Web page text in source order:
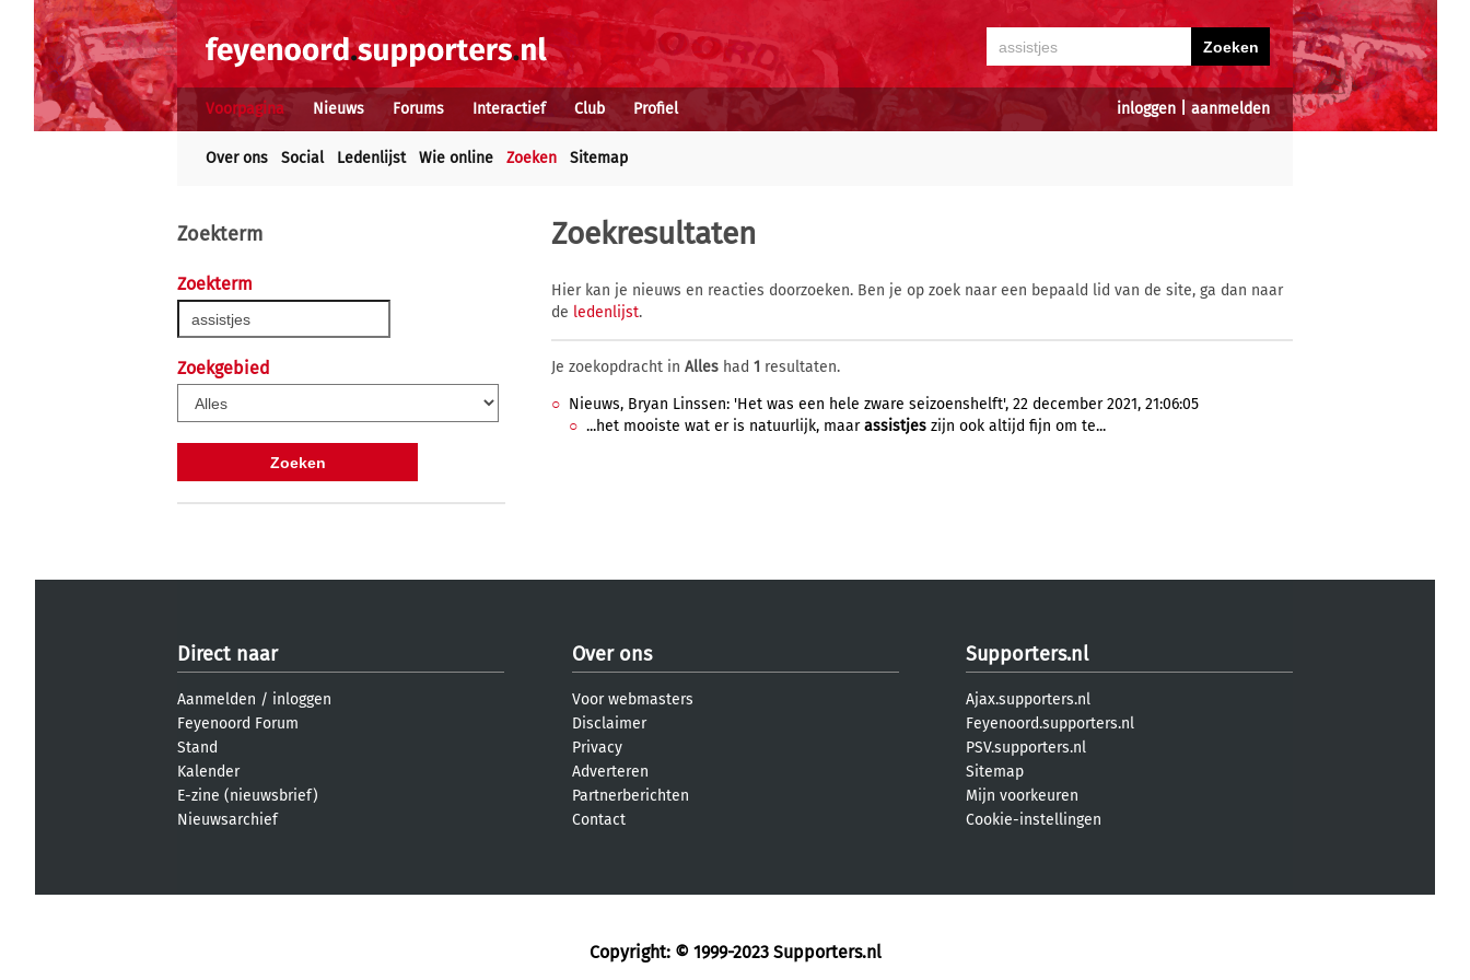
inloggen aanmelden
Voorpagina Nieuws Forums Interactief Club Profiel
Over ons Social Ledenlijst Wie online Zoeken Sitemap
Zoekterm
Zoekterm
Zoekgebied
Zoekresultaten
Hier kan je nieuws en reacties doorzoeken. Ben je op zoek naar een bepaald lid van de site, ga dan naar
de ledenlijst.
Je zoekopdracht in Alles had 1 resultaten.
Nieuws, Bryan Linssen: 'Het was een hele zware seizoenshelft', 22 december 2021, 21:06:05
...het mooiste wat er is natuurlijk, maarassistjes zijn ook altijd fijn om te...
Direct naar
Aanmelden / inloggen
Feyenoord Forum
Stand
Kalender
E-zine (nieuwsbrief)
Nieuwsarchief
Over ons
Voor webmasters
Disclaimer
Privacy
Adverteren
Partnerberichten
Contact
Supporters.nl
Ajax.supporters.nl
Feyenoord.supporters.nl
PSV.supporters.nl
Sitemap
Mijn voorkeuren
Cookie-instellingen
Copyright: © 1999-2023 Supporters.nl